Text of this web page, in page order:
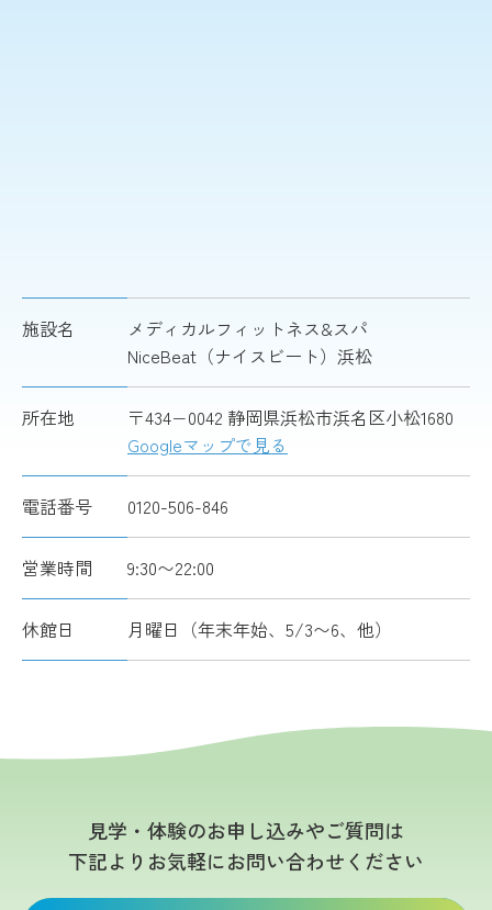
施設名
メディカルフィットネス&スパ
NiceBeat（ナイスビート）浜松
所在地
〒434−0042 静岡県浜松市浜名区小松1680
Googleマップで見る
電話番号 0120-506-846
営業時間 9:30〜22:00
休館日 月曜日（年末年始、5/3〜6、他）
見学・体験のお申し込みやご質問は
下記よりお気軽にお問い合わせください